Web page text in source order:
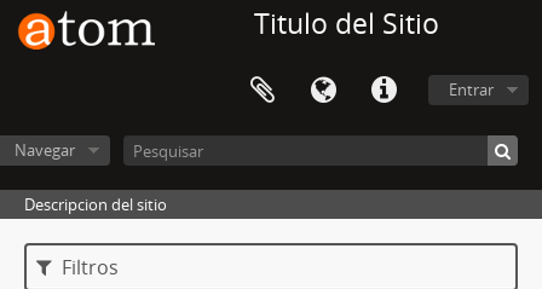
Titulo del Sitio
Entrar
Navegar
Descripcion del sitio
Filtros